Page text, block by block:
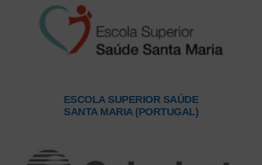
ESCOLA SUPERIOR SAÚDE
SANTA MARIA (PORTUGAL)